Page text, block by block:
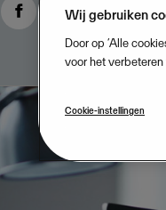
Wij gebruiken
Door op ‘Alle
voor het
Cookie-instellingen